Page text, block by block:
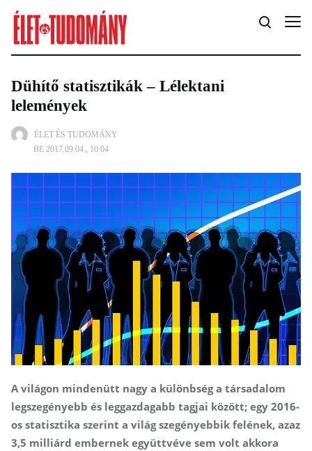
ÉLET ÉS TUDOMÁNY
BE 2017.09.04., 10:04
Dühítő statisztikák – Lélektani
lelemények
A világon mindenütt nagy a különbség a társadalom
legszegényebb és leggazdagabb tagjai között; egy 2016-
os statisztika szerint a világ szegényebbik felének, azaz
3,5 milliárd embernek együttvéve sem volt akkora